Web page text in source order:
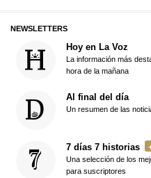
NEWSLETTERS
Hoy en La Voz
La información más
hora de la mañana
Al final del día
Un resumen de las
7 días 7 historias
Una selección de los
para suscriptores